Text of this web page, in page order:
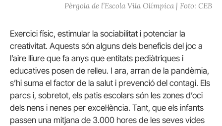
Pèrgola de l’Escola Vila Olímpica | Foto: CEB
Exercici físic, estimular la sociabilitat i potenciar la
creativitat. Aquests són alguns dels beneficis del joc a
l’aire lliure que fa anys que entitats pediàtriques i
educatives posen de relleu. I ara, arran de la pandèmia,
s’hi suma el factor de la salut i prevenció del contagi. Els
parcs i, sobretot, els patis escolars són les zones d’oci
dels nens i nenes per excel·lència. Tant, que els infants
passen una mitjana de 3.000 hores de les seves vides